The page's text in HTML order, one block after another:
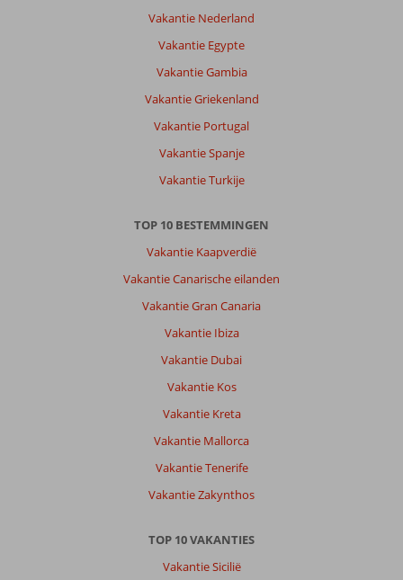
Vakantie Nederland
Vakantie Egypte
Vakantie Gambia
Vakantie Griekenland
Vakantie Portugal
Vakantie Spanje
Vakantie Turkije
TOP 10 BESTEMMINGEN
Vakantie Kaapverdië
Vakantie Canarische eilanden
Vakantie Gran Canaria
Vakantie Ibiza
Vakantie Dubai
Vakantie Kos
Vakantie Kreta
Vakantie Mallorca
Vakantie Tenerife
Vakantie Zakynthos
TOP 10 VAKANTIES
Vakantie Sicilië